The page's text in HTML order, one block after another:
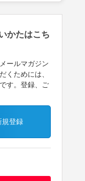
かたはこち
ールマガジン
くためには、
す。登録、ご
規登録